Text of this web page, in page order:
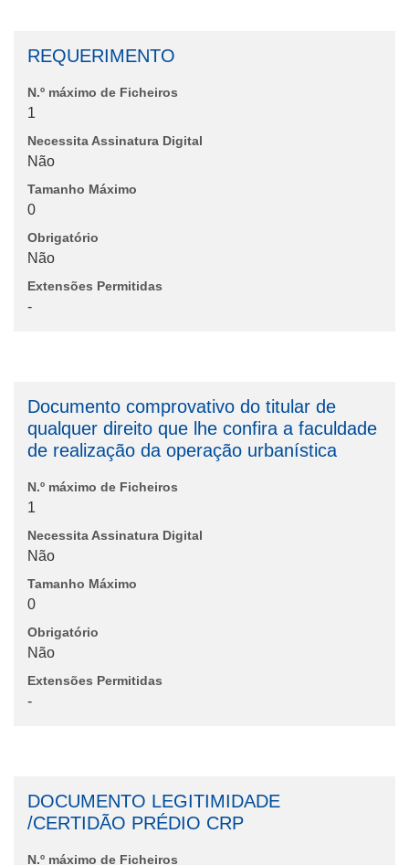
REQUERIMENTO
N.º máximo de Ficheiros
1
Necessita Assinatura Digital
Não
Tamanho Máximo
0
Obrigatório
Não
Extensões Permitidas
-
Documento comprovativo do titular de
qualquer direito que lhe confira a faculdade
de realização da operação urbanística
N.º máximo de Ficheiros
1
Necessita Assinatura Digital
Não
Tamanho Máximo
0
Obrigatório
Não
Extensões Permitidas
-
DOCUMENTO LEGITIMIDADE
/CERTIDÃO PRÉDIO CRP
N.º máximo de Ficheiros